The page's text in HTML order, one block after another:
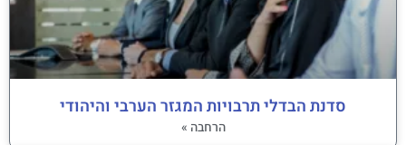
סדנת הבדלי תרבויות המגזר הערבי והיהודי
הרחבה »